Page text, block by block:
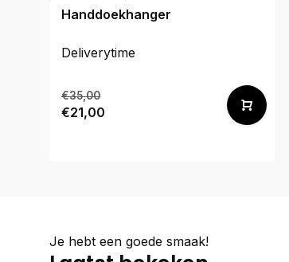
Handdoekhanger
Deliverytime
€35,00
€21,00
Je hebt een goede smaak!